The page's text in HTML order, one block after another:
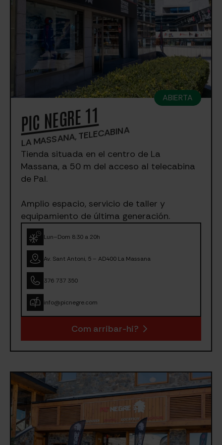
ABIERTA
PIC NEGRE 11
LA MASSANA, TELECABINA
Tienda situada en el centro de La
Massana, a 50 m del acceso al telecabina
de Pal.
Amplio espacio, servicio de taller y
equipamiento de última generación.
Lun–Dom 8:30 a 20h
Av. Sant Antoni, 5 – AD400 La Massana
376 737 350
info@picnegre.com
Com arribar-hi?